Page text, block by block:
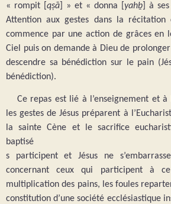
« rompit [ qṣā ] » et « donna [ yahḇ ] à
Attention aux gestes dans la
commence par une action de grâces en
Ciel puis on demande à Dieu de
descendre sa bénédiction sur le pain
bénédiction).
Ce repas est lié à l’enseignement et
les gestes de Jésus préparent à
la sainte Cène et le sacrifice
baptisé
s participent et Jésus ne
concernant ceux qui participent à
multiplication des pains, les foules
constitution d’une société ecclésiastique